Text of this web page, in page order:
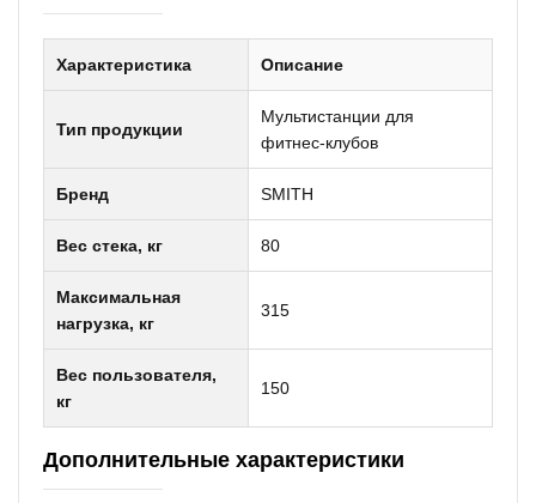
Характеристика Описание
Тип продукции
Мультистанции для
фитнес-клубов
Бренд SMITH
Вес стека, кг 80
Максимальная
нагрузка, кг
315
Вес пользователя,
кг
150
Дополнительные характеристики